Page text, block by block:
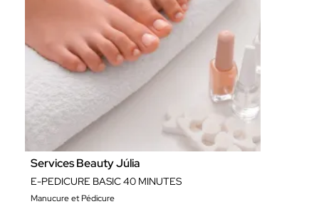
Services Beauty Júlia
E-PEDICURE BASIC 40 MINUTES
Manucure et Pédicure